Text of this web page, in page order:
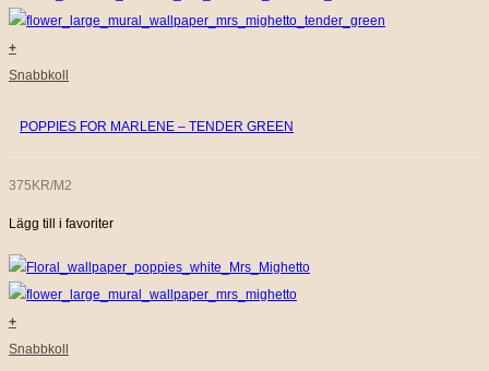
+
Snabbkoll
POPPIES FOR MARLENE – TENDER GREEN
375KR/M2
Lägg till i favoriter
+
Snabbkoll